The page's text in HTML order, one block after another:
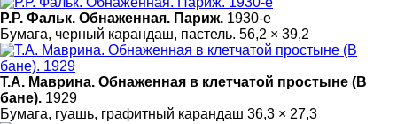
Р.Р. Фальк. Обнаженная. Париж. 1930-е
Бумага, черный карандаш, пастель. 56,2 × 39,2
Т.А. Маврина. Обнаженная в клетчатой простыне (В
бане). 1929
Бумага, гуашь, графитный карандаш 36,3 × 27,3